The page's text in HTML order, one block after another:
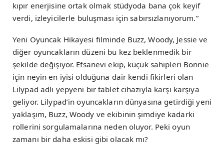
kıpır enerjisine ortak olmak stüdyoda bana çok keyif
verdi, izleyicilerle buluşması için sabırsızlanıyorum.”
Yeni Oyuncak Hikayesi filminde Buzz, Woody, Jessie ve
diğer oyuncakların düzeni bu kez beklenmedik bir
şekilde değişiyor. Efsanevi ekip, küçük sahipleri Bonnie
için neyin en iyisi olduğuna dair kendi fikirleri olan
Lilypad adlı yepyeni bir tablet cihazıyla karşı karşıya
geliyor. Lilypad’in oyuncakların dünyasına getirdiği yeni
yaklaşım, Buzz, Woody ve ekibinin şimdiye kadarki
rollerini sorgulamalarına neden oluyor. Peki oyun
zamanı bir daha eskisi gibi olacak mı?